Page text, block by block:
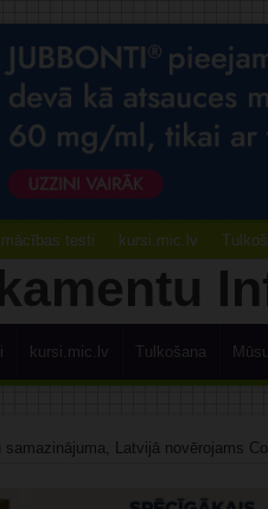
testi kursi.mic.lv
kursi.mic.lv Tulkošana
samazinājuma, Latvijā novērojams